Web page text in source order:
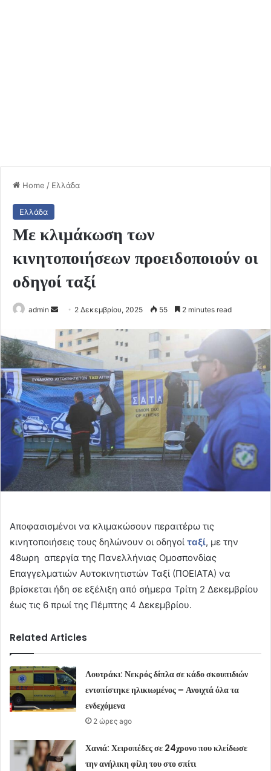
Home / Ελλάδα
Ελλάδα
Με κλιμάκωση των
κινητοποιήσεων προειδοποιούν οι
οδηγοί ταξί
admin
Send
email
2 Δεκεμβρίου, 2025 55 2 minutes read
Αποφασισμένοι να κλιμακώσουν περαιτέρω τις
κινητοποιήσεις τους δηλώνουν οι οδηγοί ταξί, με την
48ωρη απεργία της Πανελλήνιας Ομοσπονδίας
Επαγγελματιών Αυτοκινητιστών Ταξί (ΠΟΕΙΑΤΑ) να
βρίσκεται ήδη σε εξέλιξη από σήμερα Τρίτη 2 Δεκεμβρίου
έως τις 6 πρωί της Πέμπτης 4 Δεκεμβρίου.
Related Articles
Λουτράκι: Νεκρός δίπλα σε κάδο σκουπιδιών
εντοπίστηκε ηλικιωμένος – Ανοιχτά όλα τα
ενδεχόμενα
2 ώρες ago
Χανιά: Χειροπέδες σε 24χρονο που κλείδωσε
την ανήλικη φίλη του στο σπίτι